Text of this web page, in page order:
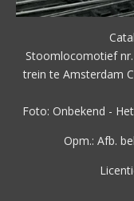
Stoomlocomotief
trein te Amsterdam
Foto: Onbekend -
Opm.: Afb.